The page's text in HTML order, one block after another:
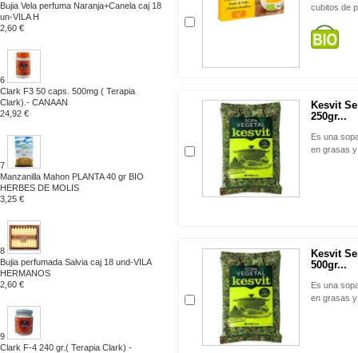
Bujia Vela perfuma Naranja+Canela caj 18
un-VILA H
2,60 €
6
Clark F3 50 caps. 500mg ( Terapia
Clark).- CANAAN
24,92 €
7
Manzanilla Mahon PLANTA 40 gr BIO
HERBES DE MOLIS
3,25 €
8
Bujia perfumada Salvia caj 18 und-VILA
HERMANOS
2,60 €
9
Clark F-4 240 gr.( Terapia Clark) -
cubitos de
Kesvit
250gr...
Es una
en grasas
Kesvit
500gr...
Es una
en grasas